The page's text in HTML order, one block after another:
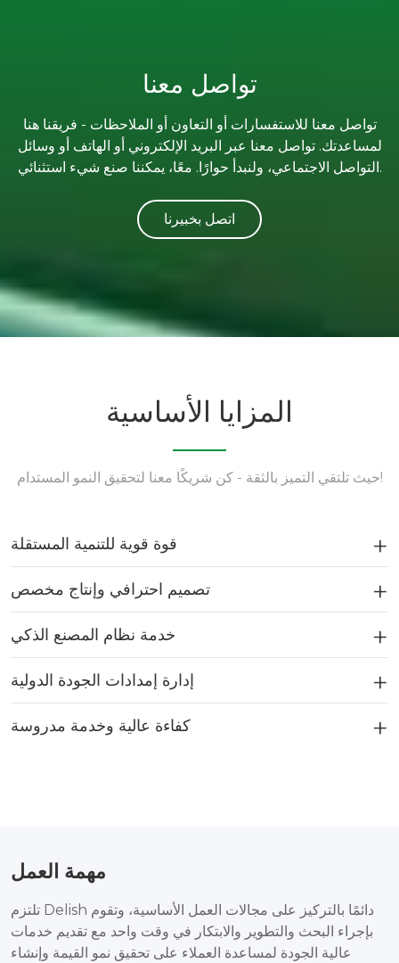
تواصل معنا
تواصل معنا للاستفسارات أو التعاون أو الملاحظات - فريقنا هنا
لمساعدتك. تواصل معنا عبر البريد الإلكتروني أو الهاتف أو وسائل
التواصل الاجتماعي، ولنبدأ حوارًا. معًا، يمكننا صنع شيء استثنائي.
اتصل بخبيرنا
المزايا الأساسية
حيث تلتقي التميز بالثقة - كن شريكًا معنا لتحقيق النمو المستدام!
قوة قوية للتنمية المستقلة
تصميم احترافي وإنتاج مخصص
خدمة نظام المصنع الذكي
إدارة إمدادات الجودة الدولية
كفاءة عالية وخدمة مدروسة
مهمة العمل
تلتزم Delish دائمًا بالتركيز على مجالات العمل الأساسية، وتقوم
بإجراء البحث والتطوير والابتكار في وقت واحد مع تقديم خدمات
عالية الجودة لمساعدة العملاء على تحقيق نمو القيمة وإنشاء